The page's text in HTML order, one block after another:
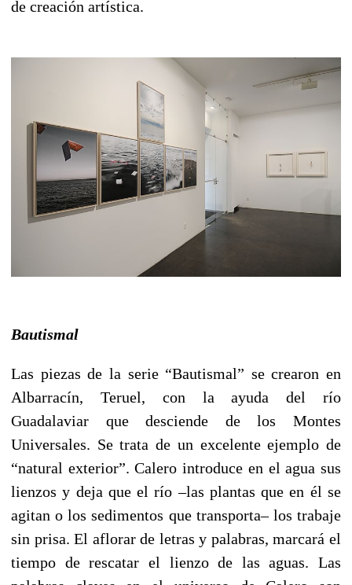
de creación artística.
Bautismal
Las piezas de la serie “Bautismal” se crearon en
Albarracín, Teruel, con la ayuda del río
Guadalaviar que desciende de los Montes
Universales. Se trata de un excelente ejemplo de
“natural exterior”. Calero introduce en el agua sus
lienzos y deja que el río –las plantas que en él se
agitan o los sedimentos que transporta– los trabaje
sin prisa. El aflorar de letras y palabras, marcará el
tiempo de rescatar el lienzo de las aguas. Las